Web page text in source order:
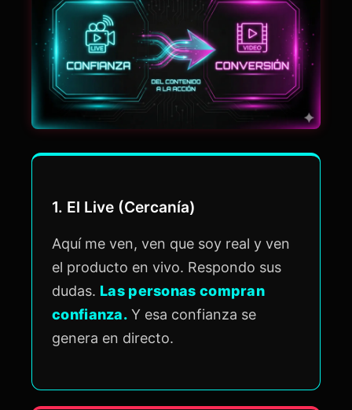
1. El Live (Cercanía)
Aquí me ven, ven que soy real y ven
el producto en vivo. Respondo sus
dudas. Las personas compran
confianza. Y esa confianza se
genera en directo.